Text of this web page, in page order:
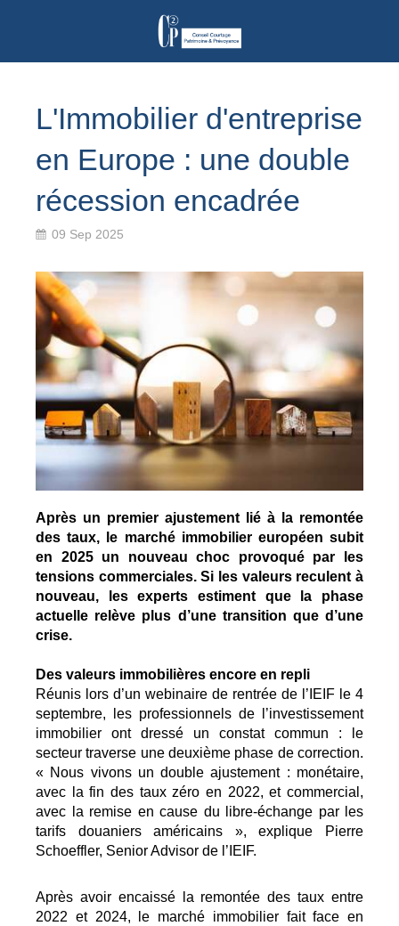
L'Immobilier d'entreprise
en Europe : une double
récession encadrée
09 Sep 2025
Après un premier ajustement lié à la remontée
des taux, le marché immobilier européen subit
en 2025 un nouveau choc provoqué par les
tensions commerciales. Si les valeurs reculent à
nouveau, les experts estiment que la phase
actuelle relève plus d’une transition que d’une
crise.
Des valeurs immobilières encore en repli
Réunis lors d’un webinaire de rentrée de l’IEIF le 4
septembre, les professionnels de l’investissement
immobilier ont dressé un constat commun : le
secteur traverse une deuxième phase de correction.
« Nous vivons un double ajustement : monétaire,
avec la fin des taux zéro en 2022, et commercial,
avec la remise en cause du libre-échange par les
tarifs douaniers américains », explique Pierre
Schoeffler, Senior Advisor de l’IEIF.
Après avoir encaissé la remontée des taux entre
2022 et 2024, le marché immobilier fait face en